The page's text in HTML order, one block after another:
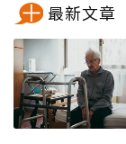
最新文章